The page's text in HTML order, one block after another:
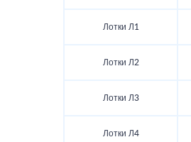
Лотки Л1
Лотки Л2
Лотки Л3
Лотки Л4